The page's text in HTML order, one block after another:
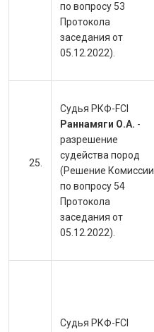
по вопросу 53
Протокола
заседания от
05.12.2022).
Судья РКФ-FCI
Раннамяги О.А. -
разрешение
судейства пород
(Решение Комиссии
по вопросу 54
Протокола
заседания от
05.12.2022).
Судья РКФ-FCI